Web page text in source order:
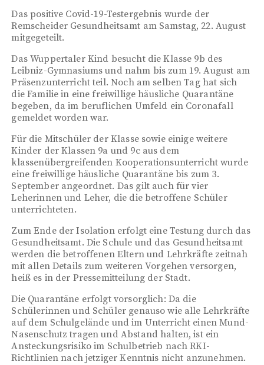
Das positive Covid-19-Testergebnis wurde der
Remscheider Gesundheitsamt am Samstag, 22. August
mitgegeteilt.
Das Wuppertaler Kind besucht die Klasse 9b des
Leibniz-Gymnasiums und nahm bis zum 19. August am
Präsenzunterricht teil. Noch am selben Tag hat sich
die Familie in eine freiwillige häusliche Quarantäne
begeben, da im beruflichen Umfeld ein Coronafall
gemeldet worden war.
Für die Mitschüler der Klasse sowie einige weitere
Kinder der Klassen 9a und 9c aus dem
klassenübergreifenden Kooperationsunterricht wurde
eine freiwillige häusliche Quarantäne bis zum 3.
September angeordnet. Das gilt auch für vier
Leherinnen und Leher, die die betroffene Schüler
unterrichteten.
Zum Ende der Isolation erfolgt eine Testung durch das
Gesundheitsamt. Die Schule und das Gesundheitsamt
werden die betroffenen Eltern und Lehrkräfte zeitnah
mit allen Details zum weiteren Vorgehen versorgen,
heiß es in der Pressemitteilung der Stadt.
Die Quarantäne erfolgt vorsorglich: Da die
Schülerinnen und Schüler genauso wie alle Lehrkräfte
auf dem Schulgelände und im Unterricht einen Mund-
Nasenschutz tragen und Abstand halten, ist ein
Ansteckungsrisiko im Schulbetrieb nach RKI-
Richtlinien nach jetziger Kenntnis nicht anzunehmen.